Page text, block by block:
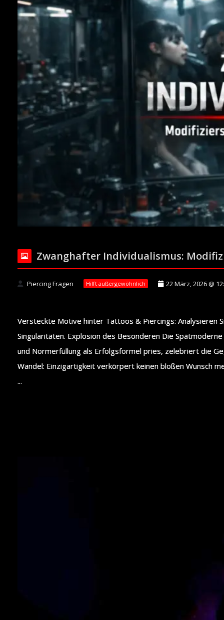
Zwanghafter Individualismus:
Piercing Fragen Hilft außergewöhnlich 22 März, 2026 @
Versteckte Motive hinter Tattoos & Piercings: Analysieren
Singularitäten. Explosion des Besonderen Die
und Normerfüllung als Erfolgsformel pries, zelebriert die
Wandel: Einzigartigkeit verkörpert keinen bloßen Wunsch
...